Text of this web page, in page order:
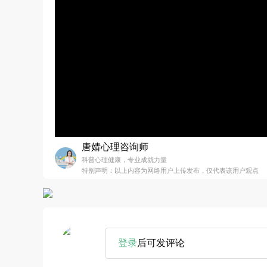
唐婧心理咨询师
科普心理健康，专业成就力量
特别声明：以上内容为网络用户上传发布，仅代表该用户观点
登录后可发评论